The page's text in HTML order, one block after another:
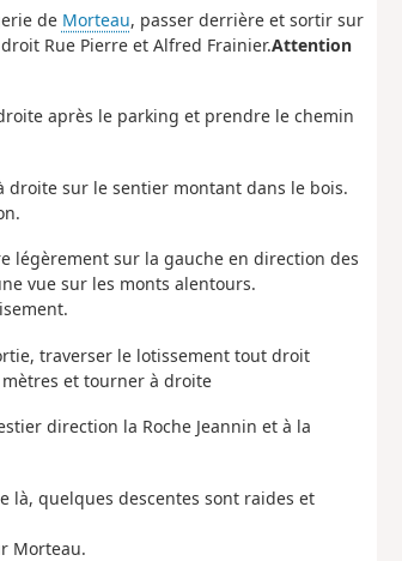
de Morteau, passer derrière et sortir sur
Rue Pierre et Alfred Frainier.Attention
après le parking et prendre le chemin
droite sur le sentier montant dans le bois.
légèrement sur la gauche en direction des
vue sur les monts alentours.
traverser le lotissement tout droit
et tourner à droite
direction la Roche Jeannin et à la
là, quelques descentes sont raides et
Morteau.